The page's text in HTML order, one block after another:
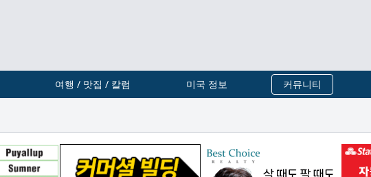
여행 / 맛집 / 칼럼 미국 정보 커뮤니티